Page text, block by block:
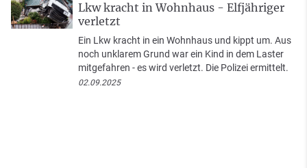
Lkw kracht in Wohnhaus - Elfjähriger
verletzt
Ein Lkw kracht in ein Wohnhaus und kippt um. Aus
noch unklarem Grund war ein Kind in dem Laster
mitgefahren - es wird verletzt. Die Polizei ermittelt.
02.09.2025